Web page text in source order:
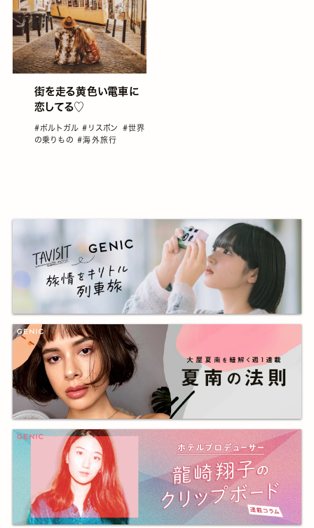
街を走る黄色い電車に
恋してる♡
#ポルトガル#リスボン #世界
の乗りもの#海外旅行